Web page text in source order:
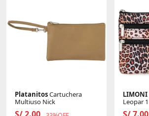
PlatanitosCartuchera
Multiuso Nick
LIMONI
Leopar 1